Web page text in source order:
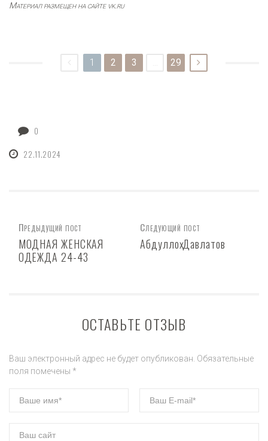
Материал размещен на сайте vk.ru
1 2 3 29
0
22.11.2024
Предыдущий пост
МОДНАЯ ЖЕНСКАЯ
ОДЕЖДА 24-43
Следующий пост
Абдуллоҳ Давлатов
ОСТАВЬТЕ ОТЗЫВ
Ваш электронный адрес не будет опубликован. Обязательные
поля помечены *